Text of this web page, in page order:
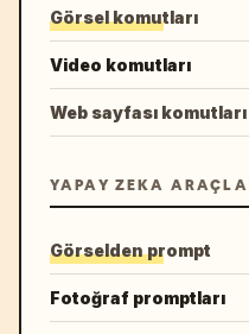
Görsel komutları
Video komutları
Web sayfası komutları
YAPAY ZEKA
Görselden prompt
Fotoğraf promptları